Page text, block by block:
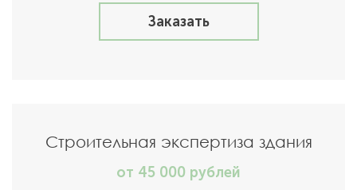
Заказать
Строительная экспертиза здания
от 45 000 рублей